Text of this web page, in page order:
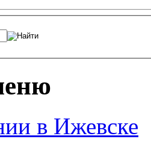
в Ижевске